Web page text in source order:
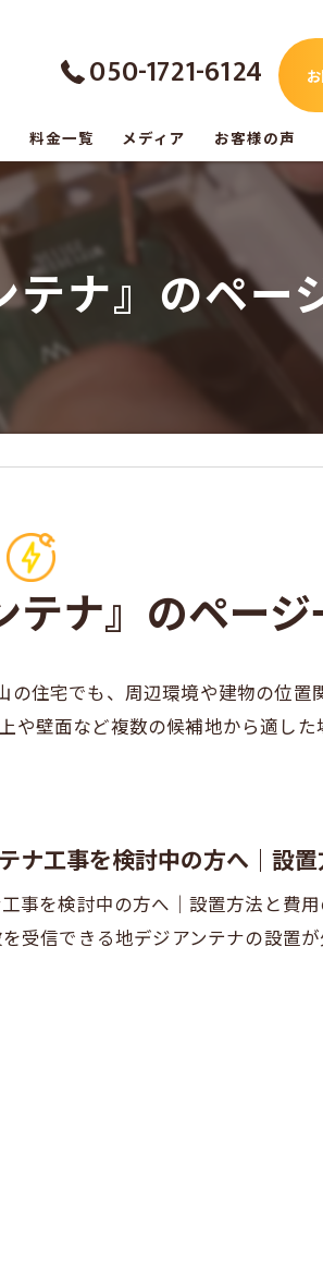
050-1721-6124
料金一覧 メディア お客様の声
ナ』のペー
テナ』のペー
住宅でも、周辺環境や建物の位
壁面など複数の候補地から適し
ナ工事を検討中の方へ｜設
事を検討中の方へ｜設置方法と費
受信できる地デジアンテナの設置